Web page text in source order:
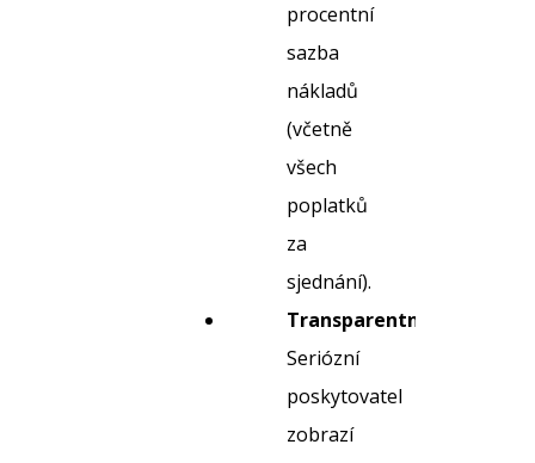
procentní
sazba
nákladů
(včetně
všech
poplatků
za
sjednání).
Transparentnost:
Seriózní
poskytovatel
zobrazí